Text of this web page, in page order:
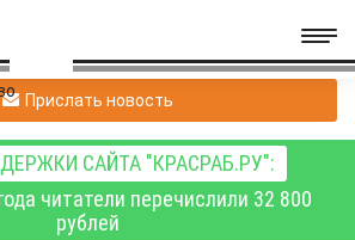
Прислать новость
САЙТА "КРАСРАБ.РУ":
читатели перечислили 32 800
рублей